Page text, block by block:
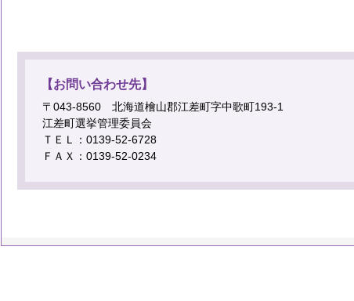
【お問い合わせ先】
〒043-8560 北海道檜山郡江差町字中歌町193-1
江差町選挙管理委員会
ＴＥＬ：0139-52-6728
ＦＡＸ：0139-52-0234